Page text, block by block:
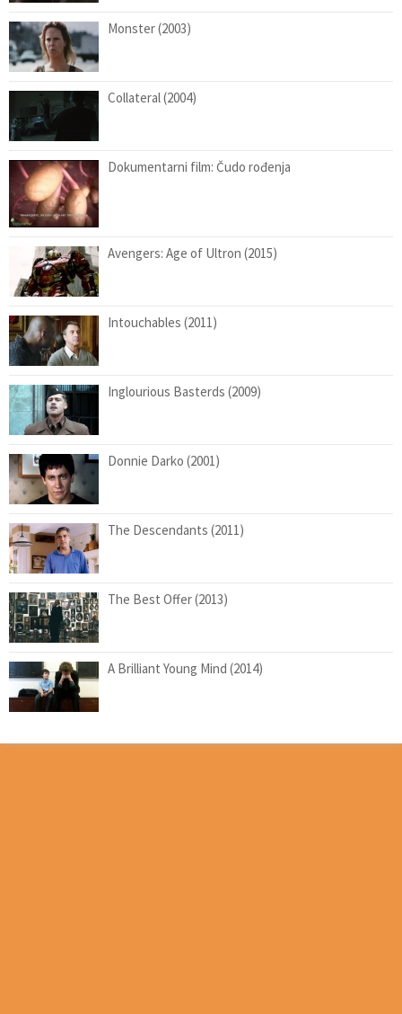
Monster (2003)
Collateral (2004)
Dokumentarni film: Čudo rođenja
Avengers: Age of Ultron (2015)
Intouchables (2011)
Inglourious Basterds (2009)
Donnie Darko (2001)
The Descendants (2011)
The Best Offer (2013)
A Brilliant Young Mind (2014)